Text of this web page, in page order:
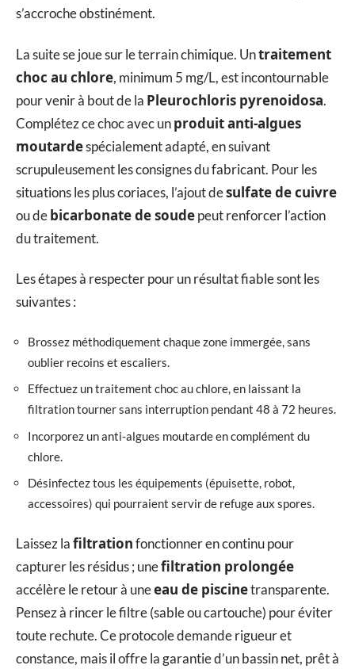
s’accroche obstinément.
La suite se joue sur le terrain chimique. Untraitement
choc au chlore, minimum 5 mg/L, est incontournable
pour venir à bout de la Pleurochloris pyrenoidosa.
Complétez ce choc avec unproduit anti-algues
moutardespécialement adapté, en suivant
scrupuleusement les consignes du fabricant. Pour les
situations les plus coriaces, l’ajout desulfate de cuivre
ou debicarbonate de soudepeut renforcer l’action
du traitement.
Les étapes à respecter pour un résultat fiable sont les
suivantes :
Brossez méthodiquement chaque zone immergée, sans
oublier recoins et escaliers.
Effectuez un traitement choc au chlore, en laissant la
filtration tourner sans interruption pendant 48 à 72 heures.
Incorporez un anti-algues moutarde en complément du
chlore.
Désinfectez tous les équipements (épuisette, robot,
accessoires) qui pourraient servir de refuge aux spores.
Laissez lafiltrationfonctionner en continu pour
capturer les résidus ; unefiltration prolongée
accélère le retour à uneeau de piscinetransparente.
Pensez à rincer le filtre (sable ou cartouche) pour éviter
toute rechute. Ce protocole demande rigueur et
constance, mais il offre la garantie d’un bassin net, prêt à